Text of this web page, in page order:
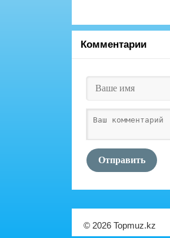
Комментарии
Отправить
© 2026 Topmuz.kz